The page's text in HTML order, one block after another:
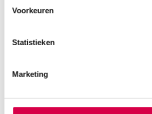
Voorkeuren
Statistieken
Marketing